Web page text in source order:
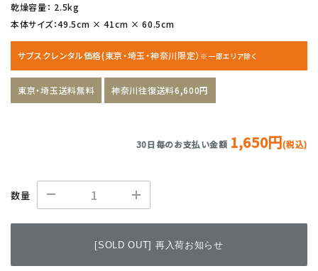
乾燥容量： 2.5kg
本体サイズ：49.5cm × 41cm × 60.5cm
サブスクレンタル価格(東京・埼玉・神奈川限定） ※一部エリア除く
東京・埼玉送料無料 神奈川往復送料6,600円
30日毎のお支払い金額 1,650円(税込)
数量
[SOLD OUT] 再入荷お知らせ